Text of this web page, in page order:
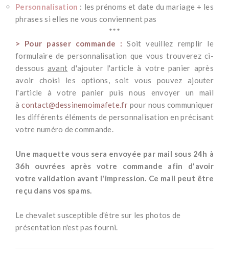
Personnalisation : les prénoms et date du mariage + les
phrases si elles ne vous conviennent pas
***
> Pour passer commande : Soit veuillez remplir le
formulaire de personnalisation que vous trouverez ci-
dessous avant d'ajouter l'article à votre panier après
avoir choisi les options, soit vous pouvez ajouter
l'article à votre panier puis nous envoyer un mail
àcontact@dessinemoimafete.fr pour nous communiquer
les différents éléments de personnalisation en précisant
votre numéro de commande.
Une maquette vous sera envoyée par mail sous 24h à
36h ouvrées après votre commande afin d'avoir
votre validation avant l'impression. Ce mail peut être
reçu dans vos spams.
Le chevalet susceptible d'être sur les photos de
présentation n'est pas fourni.